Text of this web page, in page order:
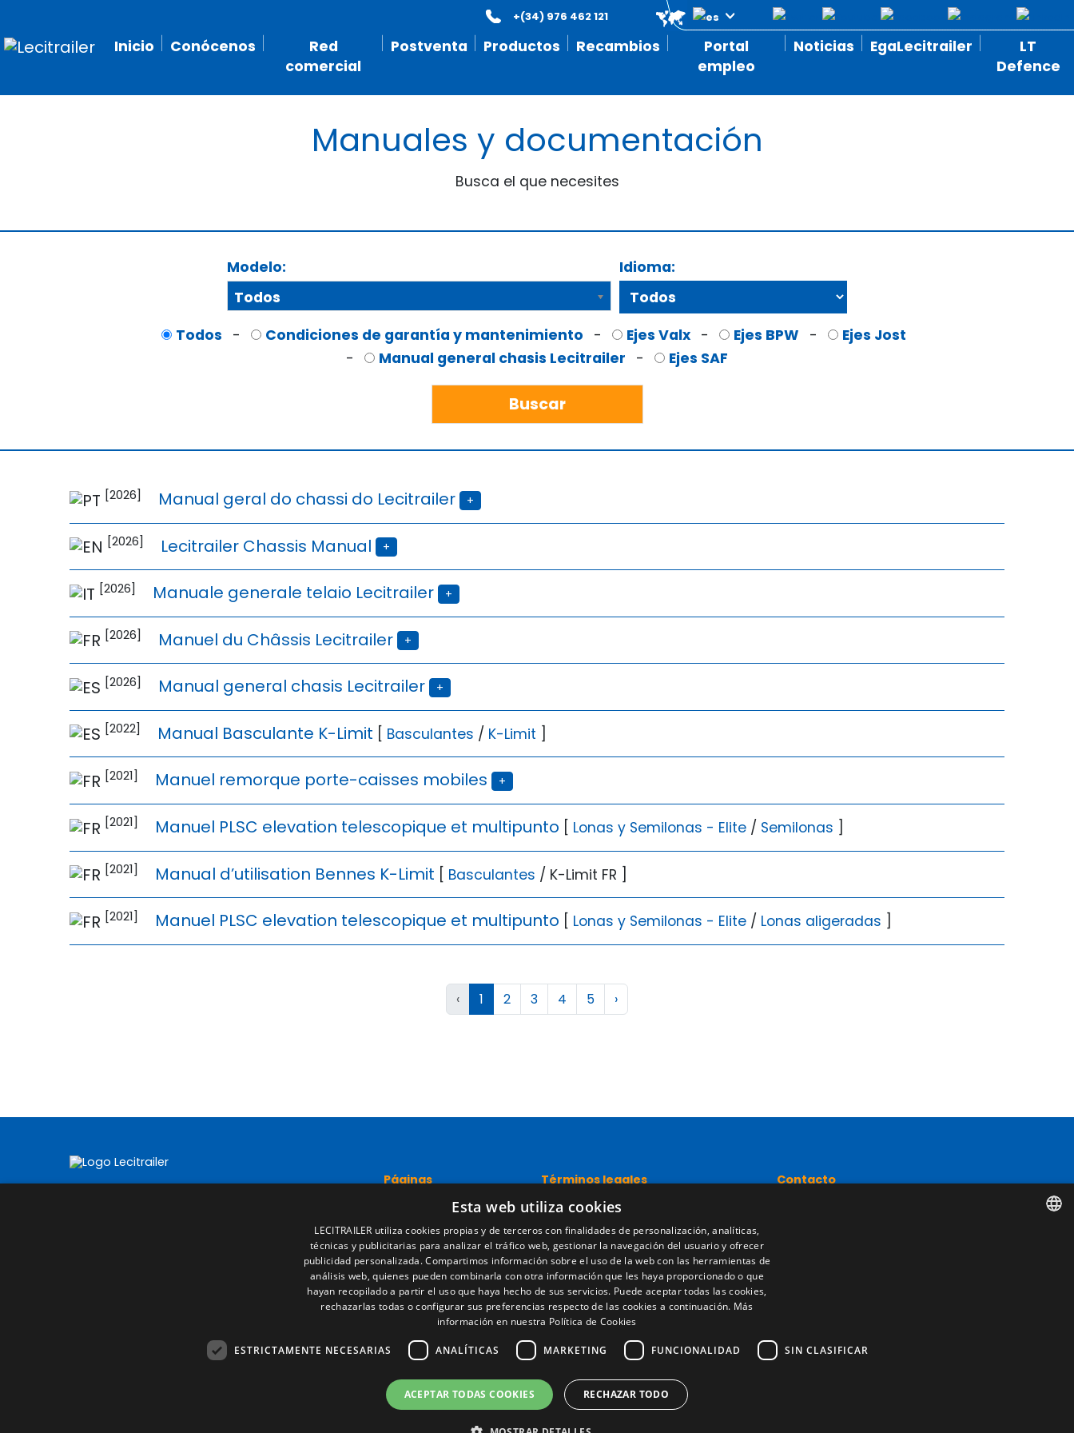
Inicio Conócenos
Red
comercial
Postventa Productos Recambios
Portal
empleo
Noticias EgaLecitrailer
LT
Defence
+(34) 976 462 121
Manuales y documentación
Busca el que necesites
Modelo:
Todos
Idioma:
Todos - Condiciones de garantía y mantenimiento - Ejes Valx - Ejes BPW -
Ejes Jost
-
Manual general chasis Lecitrailer - Ejes SAF
[2026] Manual geral do chassi do Lecitrailer +
[2026] Lecitrailer Chassis Manual +
[2026] Manuale generale telaio Lecitrailer +
[2026] Manuel du Châssis Lecitrailer +
[2026] Manual general chasis Lecitrailer +
[2022] Manual Basculante K-Limit Basculantes / K-Limit
[2021] Manuel remorque porte-caisses mobiles +
[2021] Manuel PLSC elevation telescopique et multipunto Lonas y Semilonas - Elite / Semilonas
[2021] Manual d’utilisation Bennes K-Limit Basculantes / K-Limit FR ]
[2021] Manuel PLSC elevation telescopique et multipunto Lonas y Semilonas - Elite / Lonas aligeradas
‹ 1 2 3 4 5 ›
Páginas
Red comercial
Recambios
Portal empleo
Noticias
EgaLecitrailer
LT Defence
Términos legales
Aviso legal
Política de privacidad
Política de cookies
Condiciones generales de venta
Gestionar cookies
Contacto
Esta web utiliza cookies
LECITRAILER utiliza cookies propias y de terceros con finalidades de personalización, analíticas,
técnicas y publicitarias para analizar el tráfico web, gestionar la navegación del usuario y ofrecer
publicidad personalizada. Compartimos información sobre el uso de la web con las herramientas de
análisis web, quienes pueden combinarla con otra información que les haya proporcionado o que
hayan recopilado a partir el uso que haya hecho de sus servicios. Puede aceptar todas las cookies,
rechazarlas todas o configurar sus preferencias respecto de las cookies a continuación. Más
información en nuestra Política de Cookies
ESTRICTAMENTE NECESARIAS ANALÍTICAS MARKETING FUNCIONALIDAD SIN CLASIFICAR
ACEPTAR TODAS COOKIES RECHAZAR TODO